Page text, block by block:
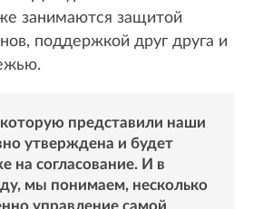
занимаются защитой
поддержкой друг друга и
которую представили наши
утверждена и будет
на согласование. И в
мы понимаем, несколько